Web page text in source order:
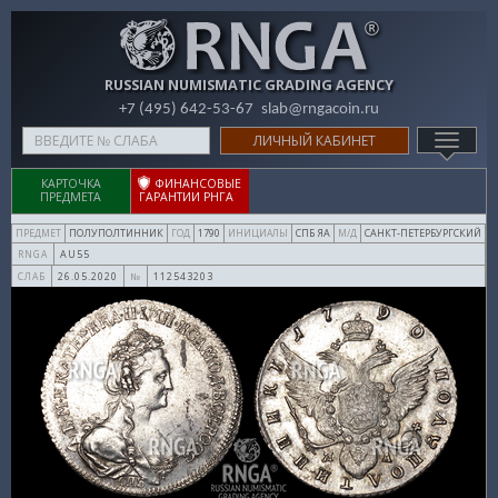
RUSSIAN NUMISMATIC GRADING AGENCY
+7 (495) 642-53-67 slab@rngacoin.ru
Type
your
search
here
ЛИЧНЫЙ КАБИНЕТ
КАРТОЧКА
ПРЕДМЕТА
ФИНАНСОВЫЕ
ГАРАНТИИ РНГА
ПРЕДМЕТ ПОЛУПОЛТИННИК ГОД 1790 ИНИЦИАЛЫ СПБ ЯА М/Д САНКТ-ПЕТЕРБУРГСКИЙ
RNGA AU55
СЛАБ 26.05.2020 № 112543203